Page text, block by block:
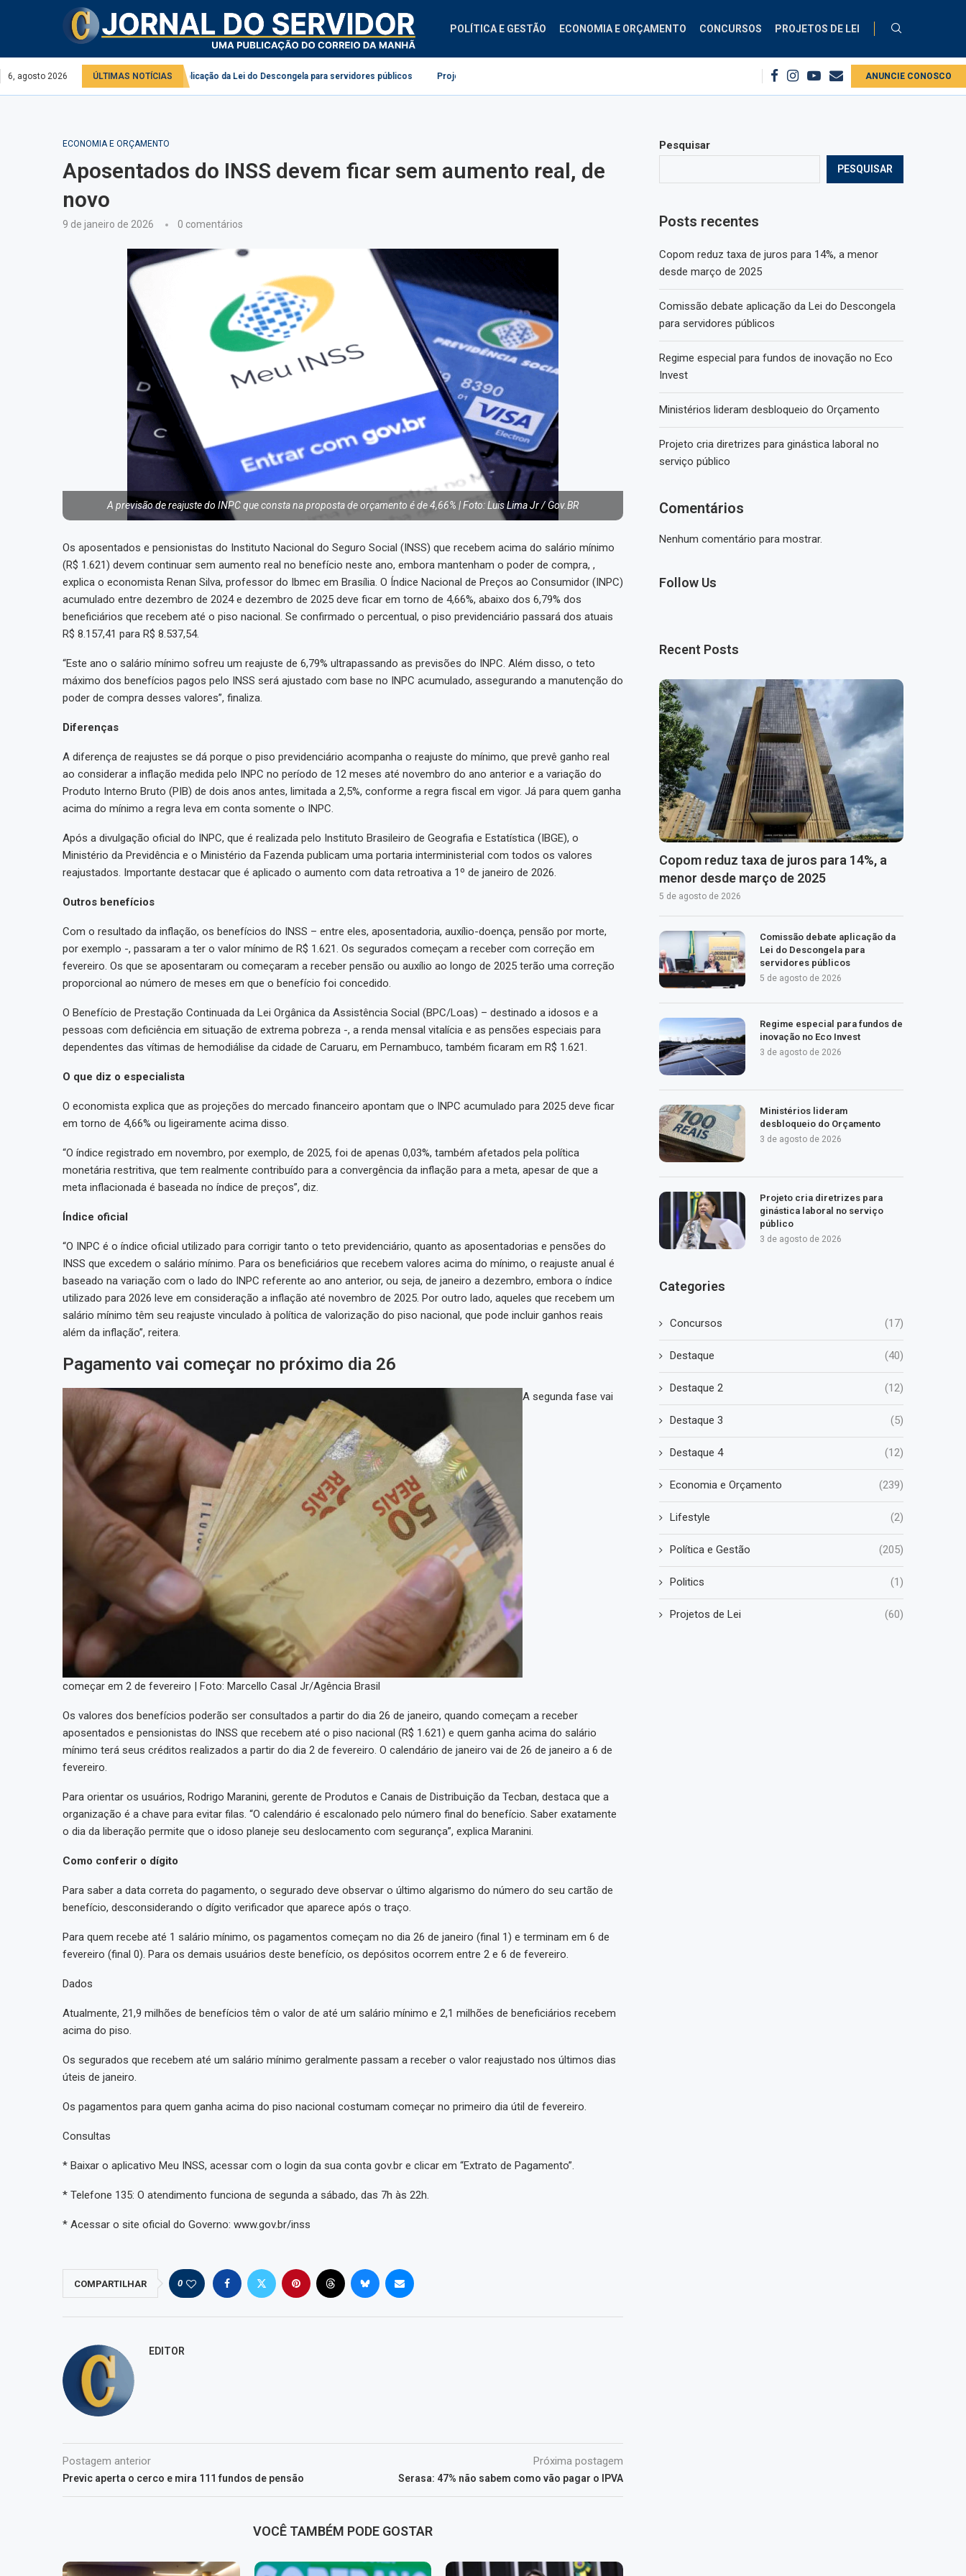
POLÍTICA E GESTÃO ECONOMIA E ORÇAMENTO CONCURSOS PROJETOS DE LEI
6, agosto 2026 ÚLTIMAS NOTÍCIAS
Comissão debate aplicação da Lei do Descongela para servidores públicos Projeto cria diretrizes para ginástica laboral no serviço público Copom reduz taxa de juros para 14%, a menor desde março... PEC cria
ANUNCIE CONOSCO
ECONOMIA E ORÇAMENTO
Aposentados do INSS devem ficar sem aumento real, de
novo
9 de janeiro de 2026 0 comentários
A previsão de reajuste do INPC que consta na proposta de orçamento é de 4,66% | Foto: Luis Lima Jr / Gov.BR
Os aposentados e pensionistas do Instituto Nacional do Seguro Social (INSS) que recebem acima do salário mínimo
(R$ 1.621) devem continuar sem aumento real no benefício neste ano, embora mantenham o poder de compra, ,
explica o economista Renan Silva, professor do Ibmec em Brasília. O Índice Nacional de Preços ao Consumidor (INPC)
acumulado entre dezembro de 2024 e dezembro de 2025 deve ficar em torno de 4,66%, abaixo dos 6,79% dos
beneficiários que recebem até o piso nacional. Se confirmado o percentual, o piso previdenciário passará dos atuais
R$ 8.157,41 para R$ 8.537,54.
“Este ano o salário mínimo sofreu um reajuste de 6,79% ultrapassando as previsões do INPC. Além disso, o teto
máximo dos benefícios pagos pelo INSS será ajustado com base no INPC acumulado, assegurando a manutenção do
poder de compra desses valores”, finaliza.
Diferenças
A diferença de reajustes se dá porque o piso previdenciário acompanha o reajuste do mínimo, que prevê ganho real
ao considerar a inflação medida pelo INPC no período de 12 meses até novembro do ano anterior e a variação do
Produto Interno Bruto (PIB) de dois anos antes, limitada a 2,5%, conforme a regra fiscal em vigor. Já para quem ganha
acima do mínimo a regra leva em conta somente o INPC.
Após a divulgação oficial do INPC, que é realizada pelo Instituto Brasileiro de Geografia e Estatística (IBGE), o
Ministério da Previdência e o Ministério da Fazenda publicam uma portaria interministerial com todos os valores
reajustados. Importante destacar que é aplicado o aumento com data retroativa a 1º de janeiro de 2026.
Outros benefícios
Com o resultado da inflação, os benefícios do INSS – entre eles, aposentadoria, auxílio-doença, pensão por morte,
por exemplo -, passaram a ter o valor mínimo de R$ 1.621. Os segurados começam a receber com correção em
fevereiro. Os que se aposentaram ou começaram a receber pensão ou auxílio ao longo de 2025 terão uma correção
proporcional ao número de meses em que o benefício foi concedido.
O Benefício de Prestação Continuada da Lei Orgânica da Assistência Social (BPC/Loas) – destinado a idosos e a
pessoas com deficiência em situação de extrema pobreza -, a renda mensal vitalícia e as pensões especiais para
dependentes das vítimas de hemodiálise da cidade de Caruaru, em Pernambuco, também ficaram em R$ 1.621.
O que diz o especialista
O economista explica que as projeções do mercado financeiro apontam que o INPC acumulado para 2025 deve ficar
em torno de 4,66% ou ligeiramente acima disso.
“O índice registrado em novembro, por exemplo, de 2025, foi de apenas 0,03%, também afetados pela política
monetária restritiva, que tem realmente contribuído para a convergência da inflação para a meta, apesar de que a
meta inflacionada é baseada no índice de preços”, diz.
Índice oficial
“O INPC é o índice oficial utilizado para corrigir tanto o teto previdenciário, quanto as aposentadorias e pensões do
INSS que excedem o salário mínimo. Para os beneficiários que recebem valores acima do mínimo, o reajuste anual é
baseado na variação com o lado do INPC referente ao ano anterior, ou seja, de janeiro a dezembro, embora o índice
utilizado para 2026 leve em consideração a inflação até novembro de 2025. Por outro lado, aqueles que recebem um
salário mínimo têm seu reajuste vinculado à política de valorização do piso nacional, que pode incluir ganhos reais
além da inflação”, reitera.
Pagamento vai começar no próximo dia 26
A segunda fase vai
começar em 2 de fevereiro | Foto: Marcello Casal Jr/Agência Brasil
Os valores dos benefícios poderão ser consultados a partir do dia 26 de janeiro, quando começam a receber
aposentados e pensionistas do INSS que recebem até o piso nacional (R$ 1.621) e quem ganha acima do salário
mínimo terá seus créditos realizados a partir do dia 2 de fevereiro. O calendário de janeiro vai de 26 de janeiro a 6 de
fevereiro.
Para orientar os usuários, Rodrigo Maranini, gerente de Produtos e Canais de Distribuição da Tecban, destaca que a
organização é a chave para evitar filas. “O calendário é escalonado pelo número final do benefício. Saber exatamente
o dia da liberação permite que o idoso planeje seu deslocamento com segurança”, explica Maranini.
Como conferir o dígito
Para saber a data correta do pagamento, o segurado deve observar o último algarismo do número do seu cartão de
benefício, desconsiderando o dígito verificador que aparece após o traço.
Para quem recebe até 1 salário mínimo, os pagamentos começam no dia 26 de janeiro (final 1) e terminam em 6 de
fevereiro (final 0). Para os demais usuários deste benefício, os depósitos ocorrem entre 2 e 6 de fevereiro.
Dados
Atualmente, 21,9 milhões de benefícios têm o valor de até um salário mínimo e 2,1 milhões de beneficiários recebem
acima do piso.
Os segurados que recebem até um salário mínimo geralmente passam a receber o valor reajustado nos últimos dias
úteis de janeiro.
Os pagamentos para quem ganha acima do piso nacional costumam começar no primeiro dia útil de fevereiro.
Consultas
* Baixar o aplicativo Meu INSS, acessar com o login da sua conta gov.br e clicar em “Extrato de Pagamento”.
* Telefone 135: O atendimento funciona de segunda a sábado, das 7h às 22h.
* Acessar o site oficial do Governo: www.gov.br/inss
COMPARTILHAR 0
EDITOR
Postagem anterior
Previc aperta o cerco e mira 111 fundos de pensão
Próxima postagem
Serasa: 47% não sabem como vão pagar o IPVA
VOCÊ TAMBÉM PODE GOSTAR
Pesquisar
PESQUISAR
Posts recentes
Copom reduz taxa de juros para 14%, a menor
desde março de 2025
Comissão debate aplicação da Lei do Descongela
para servidores públicos
Regime especial para fundos de inovação no Eco
Invest
Ministérios lideram desbloqueio do Orçamento
Projeto cria diretrizes para ginástica laboral no
serviço público
Comentários
Nenhum comentário para mostrar.
Follow Us
Recent Posts
Copom reduz taxa de juros para 14%, a
menor desde março de 2025
5 de agosto de 2026
Comissão debate aplicação da
Lei do Descongela para
servidores públicos
5 de agosto de 2026
Regime especial para fundos de
inovação no Eco Invest
3 de agosto de 2026
Ministérios lideram
desbloqueio do Orçamento
3 de agosto de 2026
Projeto cria diretrizes para
ginástica laboral no serviço
público
3 de agosto de 2026
Categories
Concursos (17)
Destaque (40)
Destaque 2 (12)
Destaque 3 (5)
Destaque 4 (12)
Economia e Orçamento (239)
Lifestyle (2)
Política e Gestão (205)
Politics (1)
Projetos de Lei (60)